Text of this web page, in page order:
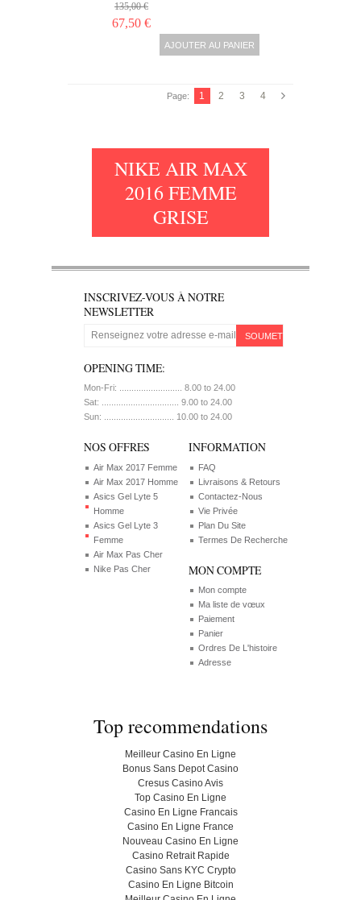
135,00 €
67,50 €
AJOUTER AU PANIER
Page: 1 2 3 4
NIKE AIR MAX
2016 FEMME
GRISE
INSCRIVEZ-VOUS À NOTRE
NEWSLETTER
SOUMETTRE
OPENING TIME:
Mon-Fri: .......................... 8.00 to 24.00
Sat: ................................ 9.00 to 24.00
Sun: ............................. 10.00 to 24.00
NOS OFFRES
Air Max 2017 Femme
Air Max 2017 Homme
Asics Gel Lyte 5
Homme
Asics Gel Lyte 3
Femme
Air Max Pas Cher
Nike Pas Cher
INFORMATION
FAQ
Livraisons & Retours
Contactez-Nous
Vie Privée
Plan Du Site
Termes De Recherche
MON COMPTE
Mon compte
Ma liste de vœux
Paiement
Panier
Ordres De L'histoire
Adresse
Top recommendations
Meilleur Casino En Ligne
Bonus Sans Depot Casino
Cresus Casino Avis
Top Casino En Ligne
Casino En Ligne Francais
Casino En Ligne France
Nouveau Casino En Ligne
Casino Retrait Rapide
Casino Sans KYC Crypto
Casino En Ligne Bitcoin